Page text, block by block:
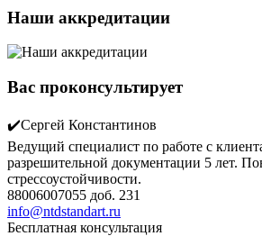
Наши аккредитации
Вас проконсультирует
✔️Сергей Константинов
Ведущий специалист по работе с
разрешительной документации 5 лет.
стрессоустойчивости.
88006007055 доб. 231
info@ntdstandart.ru
Бесплатная консультация